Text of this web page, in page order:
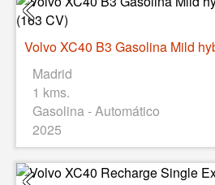
Madrid
1 kms.
Gasolina - Automático
2025